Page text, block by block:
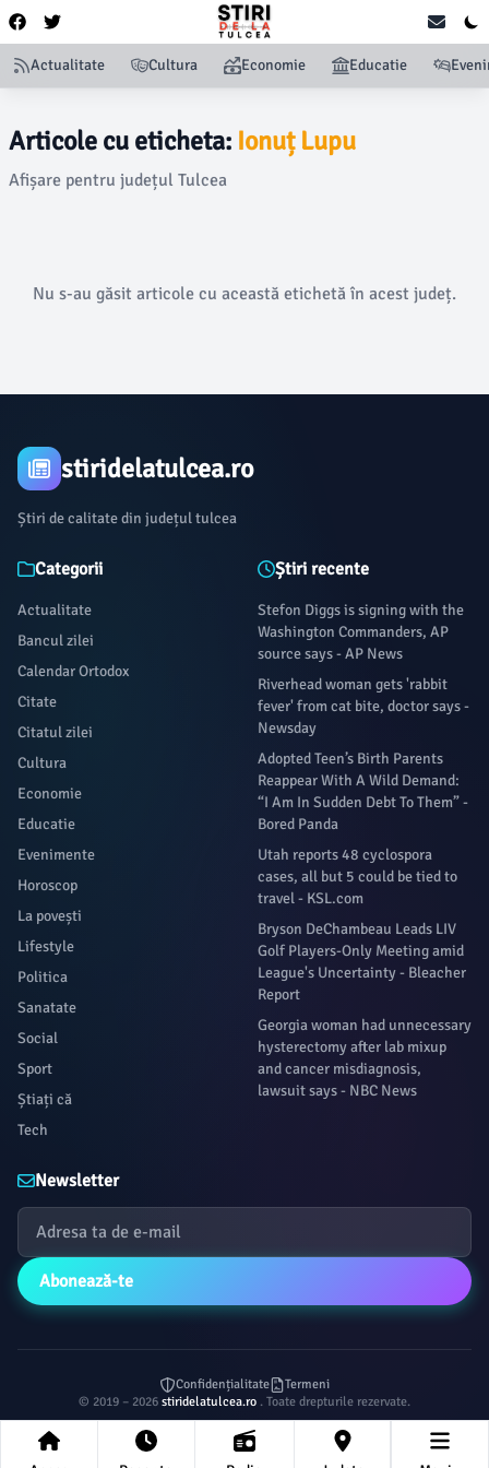
Actualitate Cultura Economie Educatie
Articole cu eticheta: Ionuț Lupu
Afișare pentru județul Tulcea
Nu s-au găsit articole cu această etichetă în acest județ.
stiridelatulcea.ro
Știri de calitate din județul tulcea
Categorii
Actualitate
Bancul zilei
Calendar Ortodox
Citate
Citatul zilei
Cultura
Economie
Educatie
Evenimente
Horoscop
La povești
Lifestyle
Politica
Sanatate
Social
Sport
Știați că
Tech
Știri recente
Stefon Diggs is signing with the
Washington Commanders, AP
source says - AP News
Riverhead woman gets 'rabbit
fever' from cat bite, doctor says -
Newsday
Adopted Teen’s Birth Parents
Reappear With A Wild Demand:
“I Am In Sudden Debt To Them” -
Bored Panda
Utah reports 48 cyclospora
cases, all but 5 could be tied to
travel - KSL.com
Bryson DeChambeau Leads LIV
Golf Players-Only Meeting amid
League's Uncertainty - Bleacher
Report
Georgia woman had unnecessary
hysterectomy after lab mixup
and cancer misdiagnosis,
lawsuit says - NBC News
Newsletter
Abonează-te
Confidențialitate
Termeni
© 2019 – 2026 stiridelatulcea.ro . Toate drepturile rezervate.